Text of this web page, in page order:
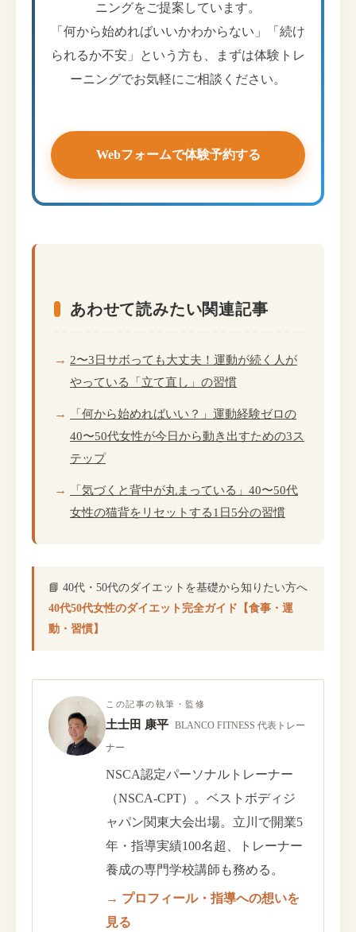
ニングをご提案しています。
「何から始めればいいかわからない」「続け
られるか不安」という方も、まずは体験トレ
ーニングでお気軽にご相談ください。
Webフォームで体験予約する
あわせて読みたい関連記事
2〜3日サボっても大丈夫！運動が続く人が
やっている「立て直し」の習慣
「何から始めればいい？」運動経験ゼロの
40〜50代女性が今日から動き出すための3ス
テップ
「気づくと背中が丸まっている」40〜50代
女性の猫背をリセットする1日5分の習慣
📘 40代・50代のダイエットを基礎から知りたい方へ
40代50代女性のダイエット完全ガイド【食事・運
動・習慣】
この記事の執筆・監修
土士田 康平 BLANCO FITNESS 代表トレー
ナー
NSCA認定パーソナルトレーナー
（NSCA-CPT）。ベストボディジ
ャパン関東大会出場。立川で開業5
年・指導実績100名超、トレーナー
養成の専門学校講師も務める。
→ プロフィール・指導への想いを
見る